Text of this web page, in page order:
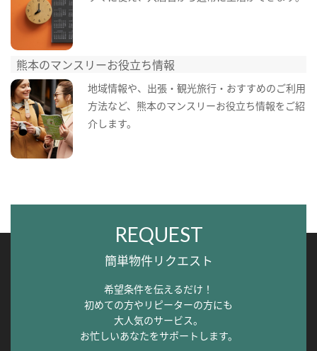
熊本のマンスリーお役立ち情報
地域情報や、出張・観光旅行・おすすめのご利用
方法など、熊本のマンスリーお役立ち情報をご紹
介します。
REQUEST
簡単物件リクエスト
希望条件を伝えるだけ！
初めての方やリピーターの方にも
大人気のサービス。
お忙しいあなたをサポートします。